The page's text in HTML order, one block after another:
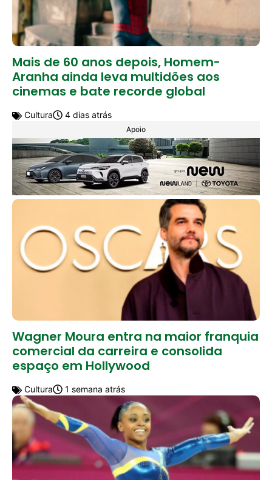
Mais de 60 anos depois, Homem-
Aranha ainda leva multidões aos
cinemas e bate recorde global
Cultura 4 dias atrás
Apoio
Wagner Moura entra na maior franquia
comercial da carreira e consolida
espaço em Hollywood
Cultura 1 semana atrás